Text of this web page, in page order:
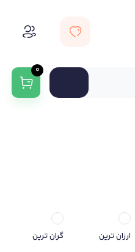
0
ارزان ترین گران ترین